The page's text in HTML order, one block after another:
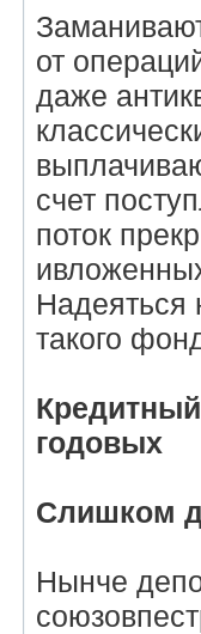
от
даже
счет
поток
Надеяться
такого
годовых
Слишком
Нынче